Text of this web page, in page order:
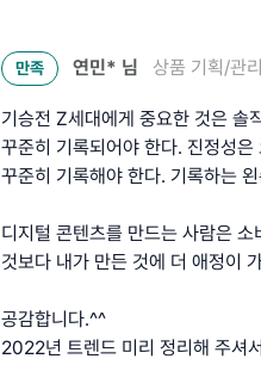
만족 연민* 님 상품 기획/관
기승전 Z세대에게 중요한 것은 솔
꾸준히 기록되어야 한다. 진정성
꾸준히 기록해야 한다. 기록하는
디지털 콘텐츠를 만드는 사람은
것보다 내가 만든 것에 더 애정이
공감합니다.^^
2022년 트렌드 미리 정리해 주셔